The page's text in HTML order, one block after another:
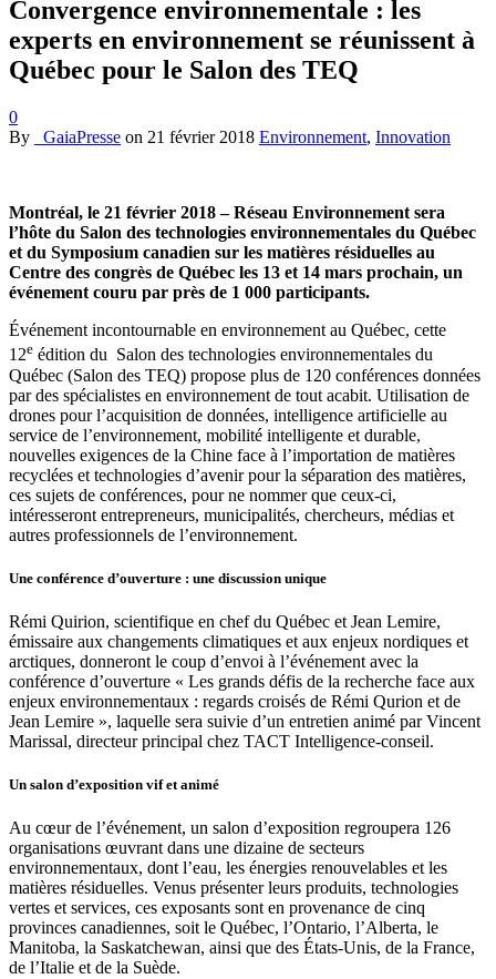
Convergence environnementale : les
experts en environnement se réunissent à
Québec pour le Salon des TEQ
0
By
_GaiaPresse on 21 février 2018 Environnement, Innovation
Montréal, le 21 février 2018 – Réseau Environnement sera
l’hôte du Salon des technologies environnementales du Québec
et du Symposium canadien sur les matières résiduelles au
Centre des congrès de Québec les 13 et 14 mars prochain, un
événement couru par près de 1 000 participants.
Événement incontournable en environnement au Québec, cette
12e édition du Salon des technologies environnementales du
Québec (Salon des TEQ) propose plus de 120 conférences données
par des spécialistes en environnement de tout acabit. Utilisation de
drones pour l’acquisition de données, intelligence artificielle au
service de l’environnement, mobilité intelligente et durable,
nouvelles exigences de la Chine face à l’importation de matières
recyclées et technologies d’avenir pour la séparation des matières,
ces sujets de conférences, pour ne nommer que ceux-ci,
intéresseront entrepreneurs, municipalités, chercheurs, médias et
autres professionnels de l’environnement.
Une conférence d’ouverture : une discussion unique
Rémi Quirion, scientifique en chef du Québec et Jean Lemire,
émissaire aux changements climatiques et aux enjeux nordiques et
arctiques, donneront le coup d’envoi à l’événement avec la
conférence d’ouverture « Les grands défis de la recherche face aux
enjeux environnementaux : regards croisés de Rémi Qurion et de
Jean Lemire », laquelle sera suivie d’un entretien animé par Vincent
Marissal, directeur principal chez TACT Intelligence-conseil.
Un salon d’exposition vif et animé
Au cœur de l’événement, un salon d’exposition regroupera 126
organisations œuvrant dans une dizaine de secteurs
environnementaux, dont l’eau, les énergies renouvelables et les
matières résiduelles. Venus présenter leurs produits, technologies
vertes et services, ces exposants sont en provenance de cinq
provinces canadiennes, soit le Québec, l’Ontario, l’Alberta, le
Manitoba, la Saskatchewan, ainsi que des États-Unis, de la France,
de l’Italie et de la Suède.